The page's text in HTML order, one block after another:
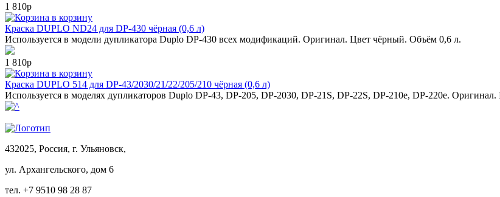
1 810р
в корзину
Краска DUPLO ND24 для DP-430 чёрная (0,6 л)
Используется в модели дупликатора Duplo DP-430 всех модификаций. Оригинал. Цвет чёрный. Объём 0,6 л.
1 810р
в корзину
Краска DUPLO 514 для DP-43/2030/21/22/205/210 чёрная (0,6 л)
Используется в моделях дупликаторов Duplo DP-43, DP-205, DP-2030, DP-21S, DP-22S, DP-210e, DP-220e.
432025, Россия, г. Ульяновск,
ул. Архангельского, дом 6
тел. +7 9510 98 28 87